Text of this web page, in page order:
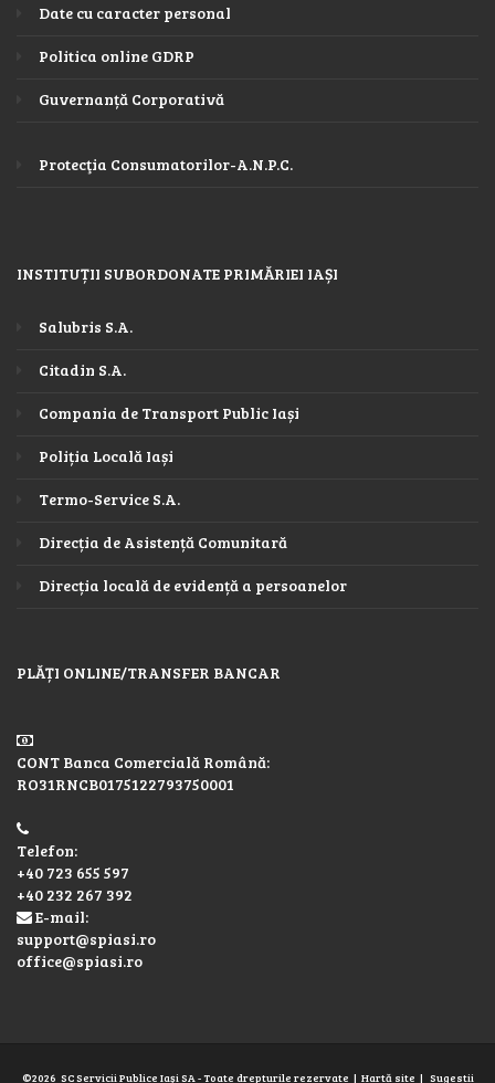
Date cu caracter personal
Politica online GDRP
Guvernanță Corporativă
Protecţia Consumatorilor-A.N.P.C.
INSTITUȚII SUBORDONATE PRIMĂRIEI IAȘI
Salubris S.A.
Citadin S.A.
Compania de Transport Public Iași
Poliția Locală Iași
Termo-Service S.A.
Direcția de Asistență Comunitară
Direcția locală de evidență a persoanelor
PLĂȚI ONLINE/TRANSFER BANCAR
CONT Banca Comercială Română:
RO31RNCB0175122793750001
Telefon:
+40 723 655 597
+40 232 267 392
E-mail:
support@spiasi.ro
office@spiasi.ro
©2026 SC Servicii Publice Iaşi SA - Toate drepturile rezervate | Hartă site | Sugestii